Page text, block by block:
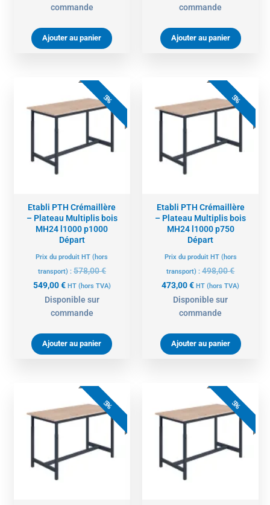
commande
Ajouter au panier
commande
Ajouter au panier
5%
Etabli PTH Crémaillère
– Plateau Multiplis bois
MH24 l1000 p1000
Départ
Prix du produit HT (hors
transport) : 578,00€
prix
initial
était :
549,00€
actuel
549,00 €.
HT (hors TVA)
Disponible sur
commande
Ajouter au panier
5%
Etabli PTH Crémaillère
– Plateau Multiplis bois
MH24 l1000 p750
Départ
Prix du produit HT (hors
transport) :498,00€
prix
initial
était :
473,00€
actuel
473,00 €.
HT (hors TVA)
Disponible sur
commande
Ajouter au panier
5%
prix
initial
était :
actuel
558,00 €.
5%
prix
initial
était :
actuel
572,00 €.